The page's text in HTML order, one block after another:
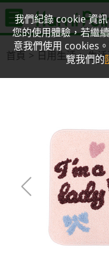
我們紀錄 cookie 資
您的使用體驗，若繼
意我們使用 cookies
覽我們的
首頁 日用生活 生